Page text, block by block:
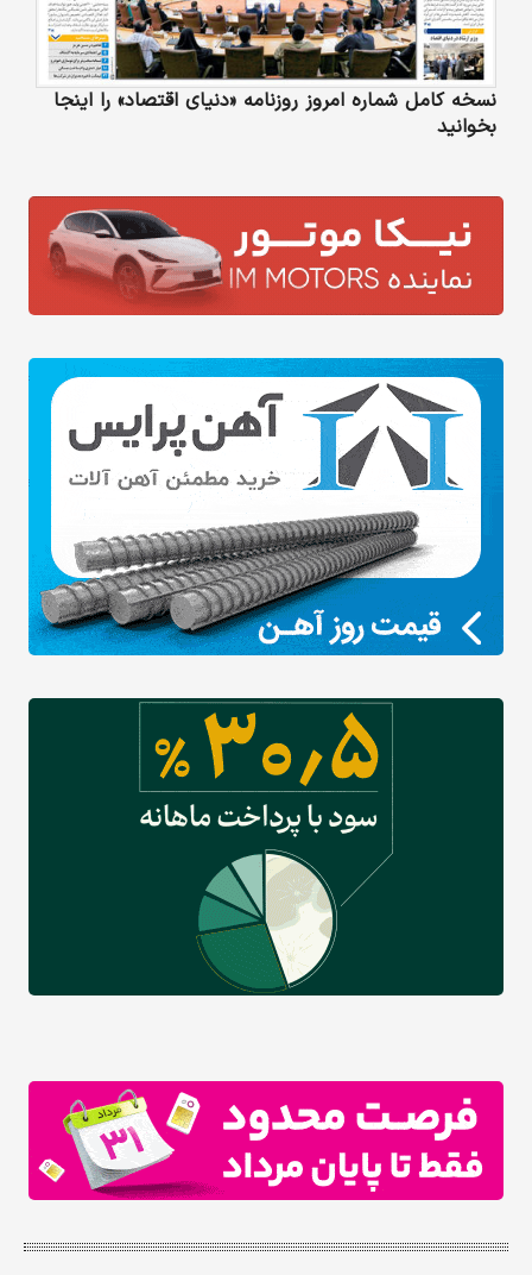
نسخه کامل شماره امروز روزنامه «دنیای‌ اقتصاد» را اینجا
بخوانید